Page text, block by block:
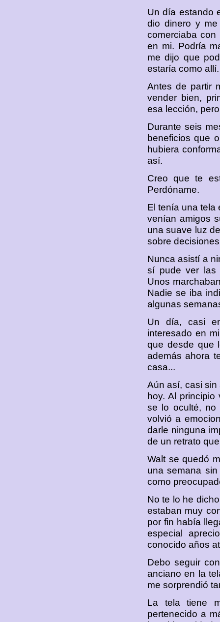
Un día estando
dio dinero y
comerciaba
en mi. Podría
me dijo que
estaría como allí.
Antes de partir
vender bien,
esa lección,
Durante seis
beneficios que
hubiera
así.
Creo que te
Perdóname.
El tenía una tela
venían amigos
una suave luz
sobre
Nunca asistí a
sí pude ver las
Unos
Nadie se iba
algunas
Un día, casi
interesado en
que desde que
además ahora
casa...
Aún así, casi sin
hoy. Al
se lo oculté, no
volvió a
darle ninguna
de un retrato
Walt se quedó
una semana
como
No te lo he
estaban muy
por fin había
especial
conocido años
Debo seguir
anciano en la
me sorprendió
La tela tiene
pertenecido a